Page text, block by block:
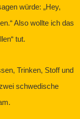
würde: „Hey,
Also wollte ich das
tut.
Trinken, Stoff und
schwedische